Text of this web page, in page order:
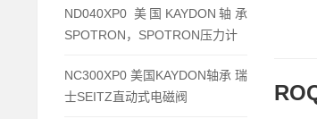
ND040XP0 美国KAYDON轴承
SPOTRON，SPOTRON压力计
NC300XP0 美国KAYDON轴承 瑞
士SEITZ直动式电磁阀